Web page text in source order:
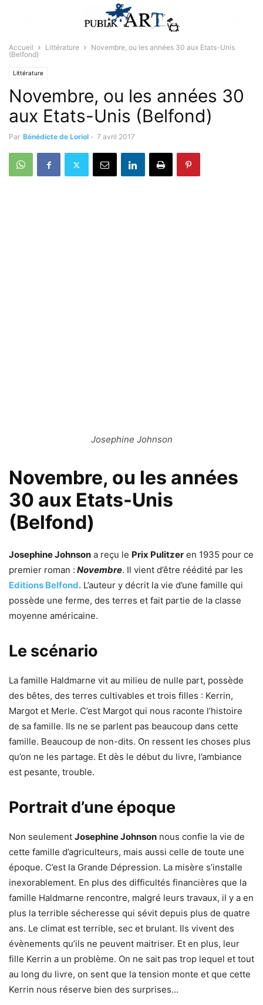
Accueil Littérature
Novembre, ou les années 30 aux Etats-Unis
(Belfond)
Littérature
Novembre, ou les années 30
aux Etats-Unis (Belfond)
Par Bénédicte de Loriol - 7 avril 2017
Josephine Johnson
Novembre, ou les années
30 aux Etats-Unis
(Belfond)
Josephine Johnson a reçu le Prix Pulitzer en 1935 pour ce
premier roman : Novembre. Il vient d’être réédité par les
Editions Belfond. L’auteur y décrit la vie d’une famille qui
possède une ferme, des terres et fait partie de la classe
moyenne américaine.
Le scénario
La famille Haldmarne vit au milieu de nulle part, possède
des bêtes, des terres cultivables et trois filles : Kerrin,
Margot et Merle. C’est Margot qui nous raconte l’histoire
de sa famille. Ils ne se parlent pas beaucoup dans cette
famille. Beaucoup de non-dits. On ressent les choses plus
qu’on ne les partage. Et dès le début du livre, l’ambiance
est pesante, trouble.
Portrait d’une époque
Non seulement Josephine Johnson nous confie la vie de
cette famille d’agriculteurs, mais aussi celle de toute une
époque. C’est la Grande Dépression. La misère s’installe
inexorablement. En plus des difficultés financières que la
famille Haldmarne rencontre, malgré leurs travaux, il y a en
plus la terrible sécheresse qui sévit depuis plus de quatre
ans. Le climat est terrible, sec et brulant. Ils vivent des
évènements qu’ils ne peuvent maitriser. Et en plus, leur
fille Kerrin a un problème. On ne sait pas trop lequel et tout
au long du livre, on sent que la tension monte et que cette
Kerrin nous réserve bien des surprises…